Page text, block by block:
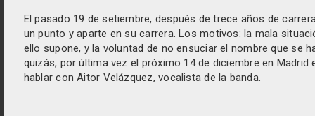
El pasado 19 de setiembre, después de trece años de
un punto y aparte en su carrera. Los motivos: la mala
ello supone, y la voluntad de no ensuciar el nombre que se
quizás, por última vez el próximo 14 de diciembre en
hablar con Aitor Velázquez, vocalista de la banda.